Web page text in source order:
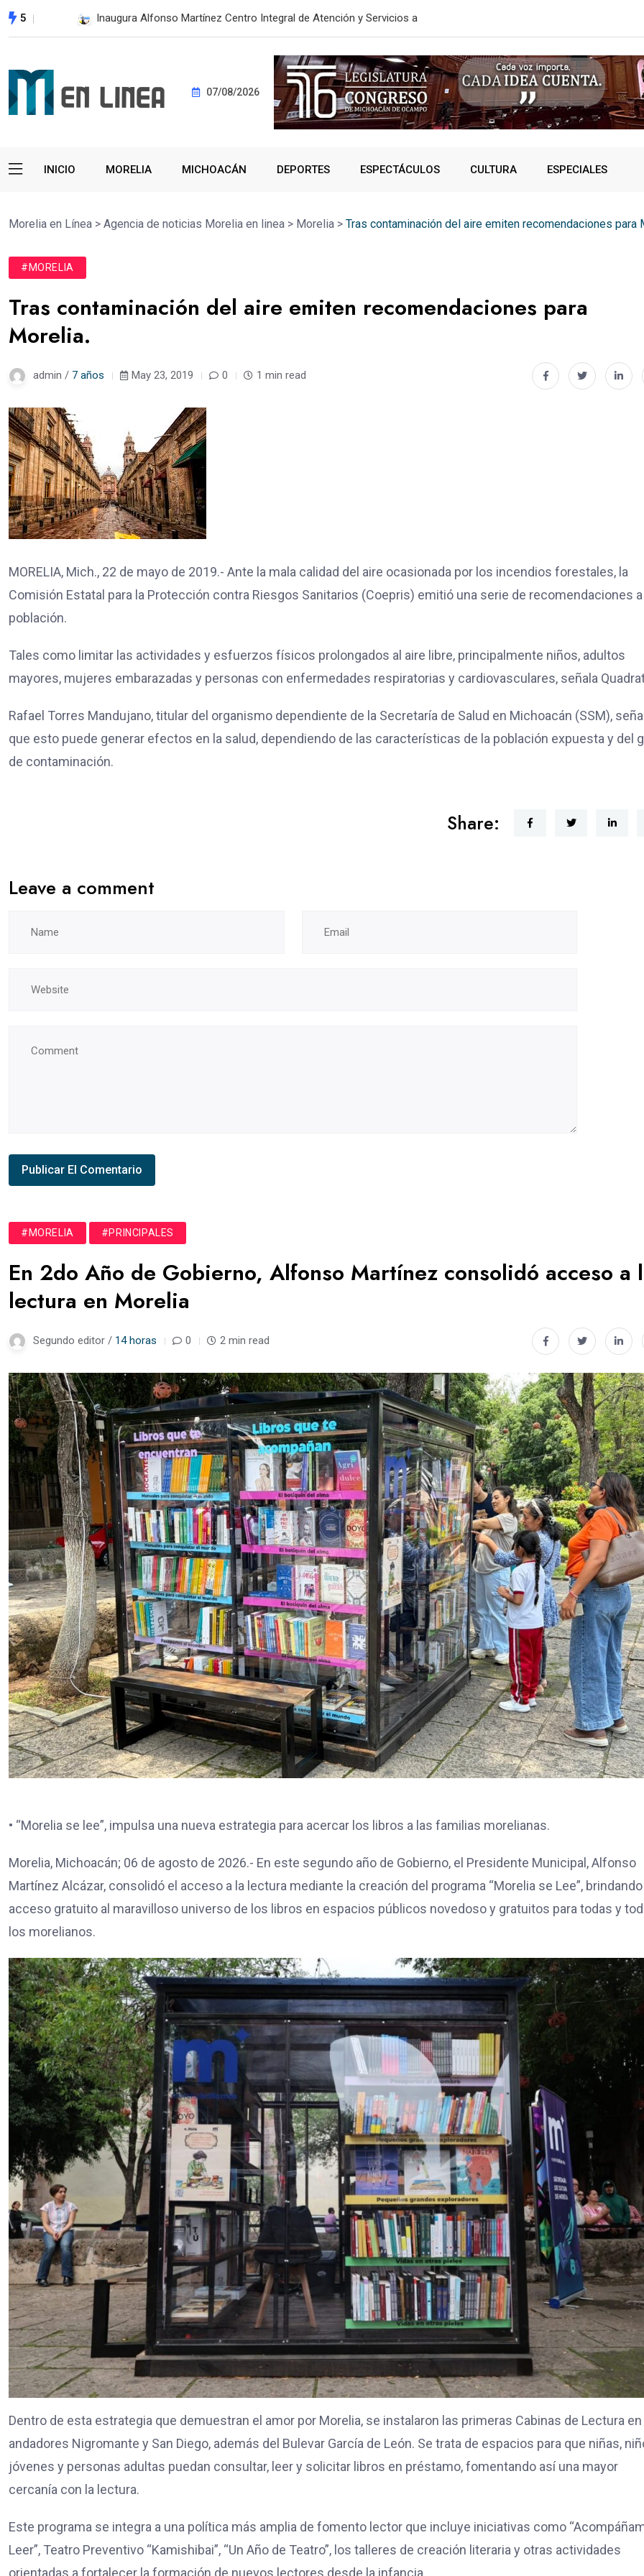
5 Obra pública sin deuda transforma Tierra Caliente: Bedolla
07/08/2026
INICIO MORELIA MICHOACÁN DEPORTES ESPECTÁCULOS CULTURA ESPECIALES
Morelia en Línea > Agencia de noticias Morelia en linea > Morelia > Tras contaminación del aire emiten recomendaciones para
#MORELIA
Tras contaminación del aire emiten recomendaciones para
Morelia.
admin / 7 años May 23, 2019 0 1 min read
MORELIA, Mich., 22 de mayo de 2019.- Ante la mala calidad del aire ocasionada por los incendios forestales, la
Comisión Estatal para la Protección contra Riesgos Sanitarios (Coepris) emitió una serie de recomendaciones a
población.
Tales como limitar las actividades y esfuerzos físicos prolongados al aire libre, principalmente niños, adultos
mayores, mujeres embarazadas y personas con enfermedades respiratorias y cardiovasculares, señala
Rafael Torres Mandujano, titular del organismo dependiente de la Secretaría de Salud en Michoacán (SSM),
que esto puede generar efectos en la salud, dependiendo de las características de la población expuesta y del
de contaminación.
Share:
Leave a comment
#MORELIA #PRINCIPALES
En 2do Año de Gobierno, Alfonso Martínez consolidó acceso a
lectura en Morelia
Segundo editor / 14 horas 0 2 min read
• “Morelia se lee”, impulsa una nueva estrategia para acercar los libros a las familias morelianas.
Morelia, Michoacán; 06 de agosto de 2026.- En este segundo año de Gobierno, el Presidente Municipal, Alfonso
Martínez Alcázar, consolidó el acceso a la lectura mediante la creación del programa “Morelia se Lee”, brindando
acceso gratuito al maravilloso universo de los libros en espacios públicos novedoso y gratuitos para todas y
los morelianos.
Dentro de esta estrategia que demuestran el amor por Morelia, se instalaron las primeras Cabinas de Lectura
andadores Nigromante y San Diego, además del Bulevar García de León. Se trata de espacios para que niñas,
jóvenes y personas adultas puedan consultar, leer y solicitar libros en préstamo, fomentando así una mayor
cercanía con la lectura.
Este programa se integra a una política más amplia de fomento lector que incluye iniciativas como
Leer”, Teatro Preventivo “Kamishibai”, “Un Año de Teatro”, los talleres de creación literaria y otras actividades
orientadas a fortalecer la formación de nuevos lectores desde la infancia.